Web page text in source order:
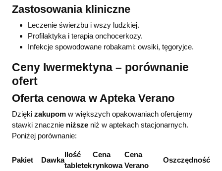
Zastosowania kliniczne
Leczenie świerzbu i wszy ludzkiej.
Profilaktyka i terapia onchocerkozy.
Infekcje spowodowane robakami: owsiki, tęgoryjce.
Ceny Iwermektyna – porównanie
ofert
Oferta cenowa w Apteka Verano
Dzięki zakupom w większych opakowaniach oferujemy
stawki znacznie niższe niż w aptekach stacjonarnych.
Poniżej porównanie:
Pakiet Dawka
Ilość
tabletek
Cena
rynkowa
Cena
Verano
Oszczędność